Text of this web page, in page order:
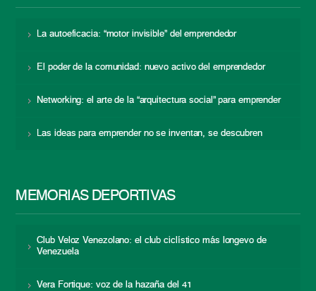
La autoeficacia: “motor invisible” del emprendedor
El poder de la comunidad: nuevo activo del emprendedor
Networking: el arte de la “arquitectura social” para emprender
Las ideas para emprender no se inventan, se descubren
MEMORIAS DEPORTIVAS
Club Veloz Venezolano: el club ciclístico más longevo de
Venezuela
Vera Fortique: voz de la hazaña del 41